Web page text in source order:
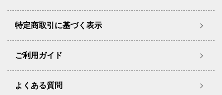
特定商取引に基づく表示
ご利用ガイド
よくある質問